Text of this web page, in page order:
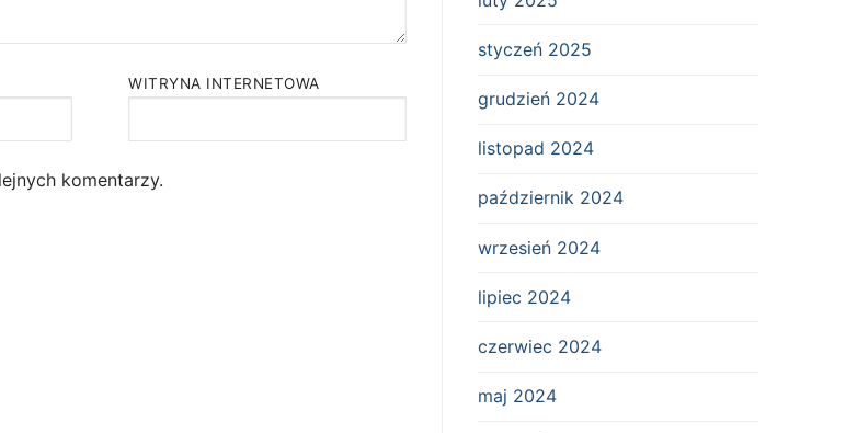
WITRYNA INTERNETOWA
komentarzy.
styczeń 2025
grudzień 2024
listopad 2024
październik 2024
wrzesień 2024
lipiec 2024
czerwiec 2024
maj 2024